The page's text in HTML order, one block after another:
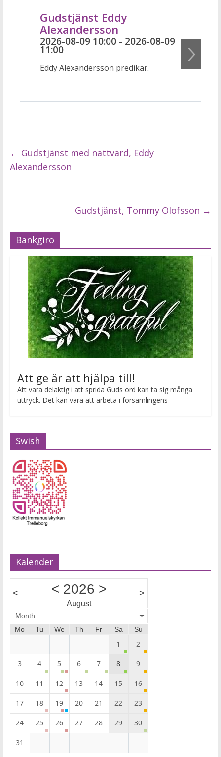
Gudstjänst Eddy
Alexandersson
2026-08-09 10:00 - 2026-08-09
11:00
Eddy Alexandersson predikar.
← Gudstjänst med nattvard, Eddy
Alexandersson
Gudstjänst, Tommy Olofsson →
Bankgiro
Att ge är att hjälpa till!
Att vara delaktig i att sprida Guds ord kan ta sig många
uttryck. Det kan vara att arbeta i församlingens
Swish
Kalender
< < 2026 >
August
>
Month
Mo
Tu We Th Fr Sa Su
1 2
3 4 5 6 7 8 9
10 11 12 13 14 15 16
17 18 19 20 21 22 23
24 25 26 27 28 29 30
31